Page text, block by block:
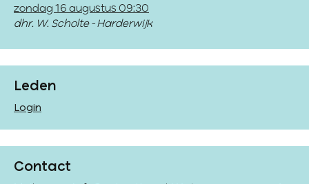
zondag 16 augustus 09:30
dhr. W. Scholte - Harderwijk
Leden
Login
Contact